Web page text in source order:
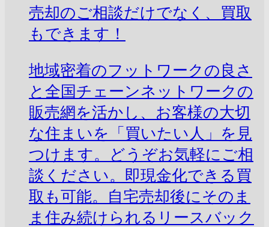
売却のご相談だけでなく、買取
もできます！
地域密着のフットワークの良さ
と全国チェーンネットワークの
販売網を活かし、お客様の大切
な住まいを「買いたい人」を見
つけます。どうぞお気軽にご相
談ください。即現金化できる買
取も可能。自宅売却後にそのま
ま住み続けられるリースバック